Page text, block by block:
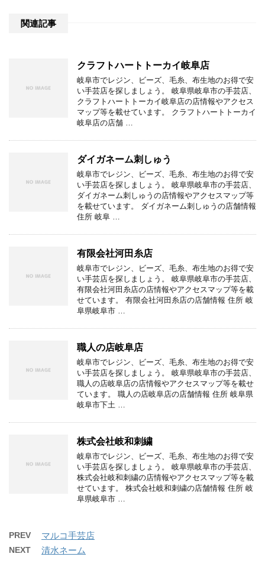
関連記事
クラフトハートトーカイ岐阜店
岐阜市でレジン、ビーズ、毛糸、布生地のお得で安
い手芸店を探しましょう。 岐阜県岐阜市の手芸店、
クラフトハートトーカイ岐阜店の店情報やアクセス
マップ等を載せています。 クラフトハートトーカイ
岐阜店の店舗 …
ダイガネーム刺しゅう
岐阜市でレジン、ビーズ、毛糸、布生地のお得で安
い手芸店を探しましょう。 岐阜県岐阜市の手芸店、
ダイガネーム刺しゅうの店情報やアクセスマップ等
を載せています。 ダイガネーム刺しゅうの店舗情報
住所 岐阜 …
有限会社河田糸店
岐阜市でレジン、ビーズ、毛糸、布生地のお得で安
い手芸店を探しましょう。 岐阜県岐阜市の手芸店、
有限会社河田糸店の店情報やアクセスマップ等を載
せています。 有限会社河田糸店の店舗情報 住所 岐
阜県岐阜市 …
職人の店岐阜店
岐阜市でレジン、ビーズ、毛糸、布生地のお得で安
い手芸店を探しましょう。 岐阜県岐阜市の手芸店、
職人の店岐阜店の店情報やアクセスマップ等を載せ
ています。 職人の店岐阜店の店舗情報 住所 岐阜県
岐阜市下土 …
株式会社岐和刺繍
岐阜市でレジン、ビーズ、毛糸、布生地のお得で安
い手芸店を探しましょう。 岐阜県岐阜市の手芸店、
株式会社岐和刺繍の店情報やアクセスマップ等を載
せています。 株式会社岐和刺繍の店舗情報 住所 岐
阜県岐阜市 …
PREV マルコ手芸店
NEXT 清水ネーム